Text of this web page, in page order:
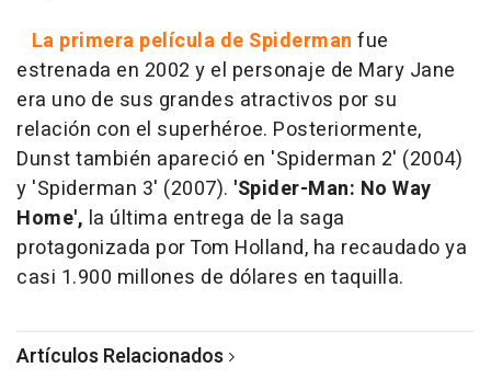
La primera película de Spiderman fue
estrenada en 2002 y el personaje de Mary Jane
era uno de sus grandes atractivos por su
relación con el superhéroe. Posteriormente,
Dunst también apareció en 'Spiderman 2' (2004)
y 'Spiderman 3' (2007). 'Spider-Man: No Way
Home', la última entrega de la saga
protagonizada por Tom Holland, ha recaudado ya
casi 1.900 millones de dólares en taquilla.
Artículos Relacionados